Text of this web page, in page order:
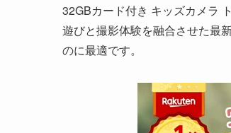
32GBカード付き キッズカメラ
遊びと撮影体験を融合させた最
のに最適です。